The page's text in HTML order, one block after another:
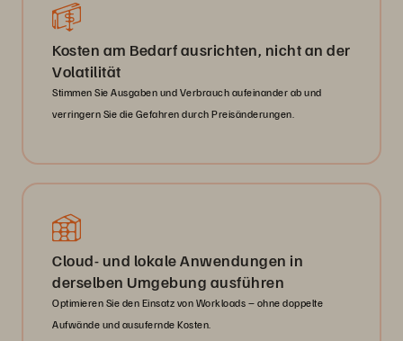
Kosten am Bedarf ausrichten, nicht an der
Volatilität
Stimmen Sie Ausgaben und Verbrauch aufeinander ab und
verringern Sie die Gefahren durch Preisänderungen.
Cloud- und lokale Anwendungen in
derselben Umgebung ausführen
Optimieren Sie den Einsatz von Workloads – ohne doppelte
Aufwände und ausufernde Kosten.